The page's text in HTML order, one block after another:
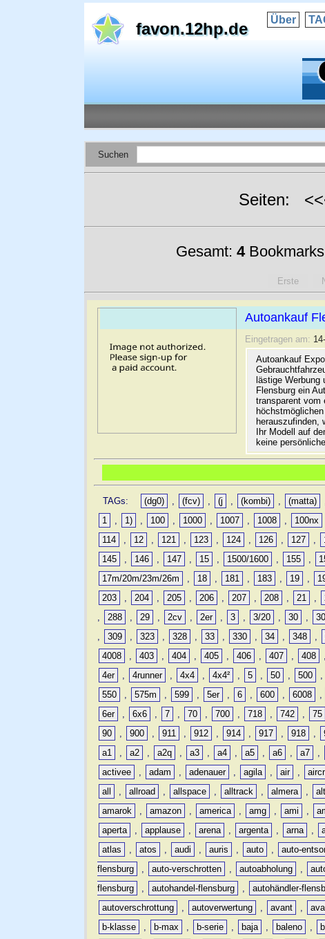
favon.12hp.de Über
Suchen
Seiten:
Gesamt: 4
Erste
Autoankauf
Eingetragen am:
Autoankauf
lästige Werbung
Flensburg ein
transparent vom
herauszufinden,
Ihr Modell auf
keine
TAGs: (dg0) , (fcv) , (j , (kombi) , (matta)
1
, 1) , 100 , 1000 , 1007 , 1008 , 100nx
114
, 12 , 121 , 123 , 124 , 126 , 127 ,
145
, 146 , 147 , 15 , 1500/1600 , 155 ,
17m/20m/23m/26m
, 18 , 181 , 183 , 19 ,
203
, 204 , 205 , 206 , 207 , 208 , 21 ,
,
288 , 29 , 2cv , 2er , 3 , 3/20 , 30 ,
,
309 , 323 , 328 , 33 , 330 , 34 , 348 ,
4008
, 403 , 404 , 405 , 406 , 407 , 408 ,
4er
, 4runner , 4x4 , 4x4² , 5 , 50 , 500 ,
550
, 575m , 599 , 5er , 6 , 600 , 6008 ,
6er
, 6x6 , 7 , 70 , 700 , 718 , 742 , 75
90
, 900 , 911 , 912 , 914 , 917 , 918 ,
a1
, a2 , a2q , a3 , a4 , a5 , a6 , a7 ,
activee
, adam , adenauer , agila , air ,
all
, allroad , allspace , alltrack , almera ,
amarok
, amazon , america , amg , ami ,
aperta
, applause , arena , argenta , arna ,
atlas
, atos , audi , auris , auto , auto-
flensburg
, auto-verschrotten , autoabholung ,
flensburg
, autohandel-flensburg , autohändler-
autoverschrottung
, autoverwertung , avant ,
b-klasse
, b-max , b-serie , baja , baleno ,